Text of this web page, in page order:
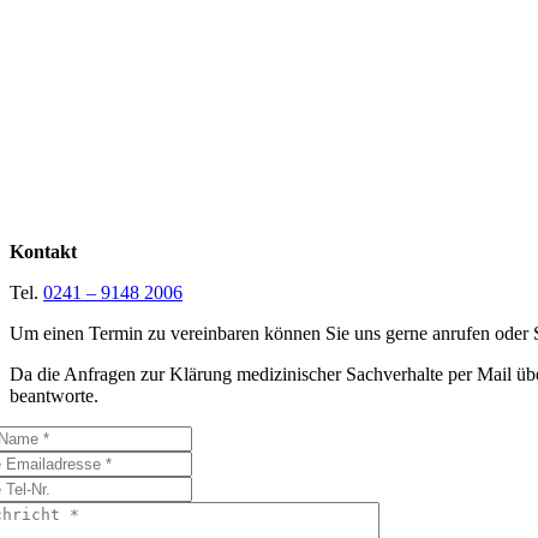
Kontakt
Tel. 0241 – 9148 2006
Um einen Termin zu vereinbaren können Sie uns gerne anrufen
Da die Anfragen zur Klärung medizinischer Sachverhalte per Mail
beantworte.